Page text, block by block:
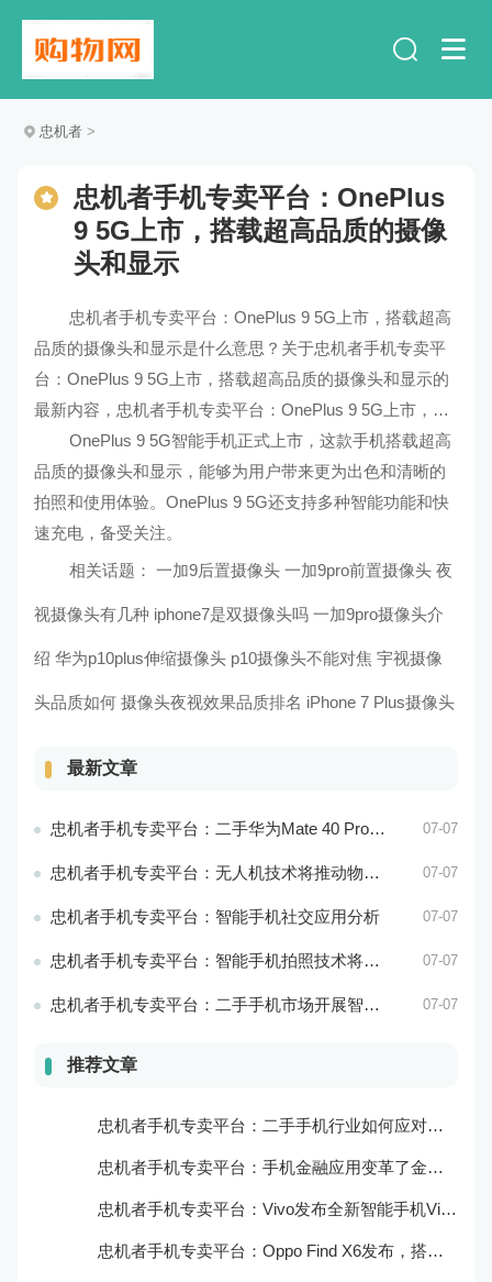
忠机者 >
忠机者手机专卖平台：OnePlus
9 5G上市，搭载超高品质的摄像
头和显示
忠机者手机专卖平台：OnePlus 9 5G上市，搭载超高
品质的摄像头和显示是什么意思？关于忠机者手机专卖平
台：OnePlus 9 5G上市，搭载超高品质的摄像头和显示的
最新内容，忠机者手机专卖平台：OnePlus 9 5G上市，搭
载超高品质的摄像头和显示的解释及解读。
OnePlus 9 5G智能手机正式上市，这款手机搭载超高
品质的摄像头和显示，能够为用户带来更为出色和清晰的
拍照和使用体验。OnePlus 9 5G还支持多种智能功能和快
速充电，备受关注。
相关话题： 一加9后置摄像头 一加9pro前置摄像头 夜
视摄像头有几种 iphone7是双摄像头吗 一加9pro摄像头介
绍 华为p10plus伸缩摄像头 p10摄像头不能对焦 宇视摄像
头品质如何 摄像头夜视效果品质排名 iPhone 7 Plus摄像头
最新文章
忠机者手机专卖平台：二手华为Mate 40 Pro市场价格持续波动 07-07
忠机者手机专卖平台：无人机技术将推动物流行业的智能化发展 07-07
忠机者手机专卖平台：智能手机社交应用分析 07-07
忠机者手机专卖平台：智能手机拍照技术将不断升级，成为手机行业的重要趋势 07-07
忠机者手机专卖平台：二手手机市场开展智能化运营，优化市场流程和效率 07-07
推荐文章
忠机者手机专卖平台：二手手机行业如何应对自动化生产的趋势
忠机者手机专卖平台：手机金融应用变革了金融行业
忠机者手机专卖平台：Vivo发布全新智能手机Vivo Y90
忠机者手机专卖平台：Oppo Find X6发布，搭载高通骁龙898芯片